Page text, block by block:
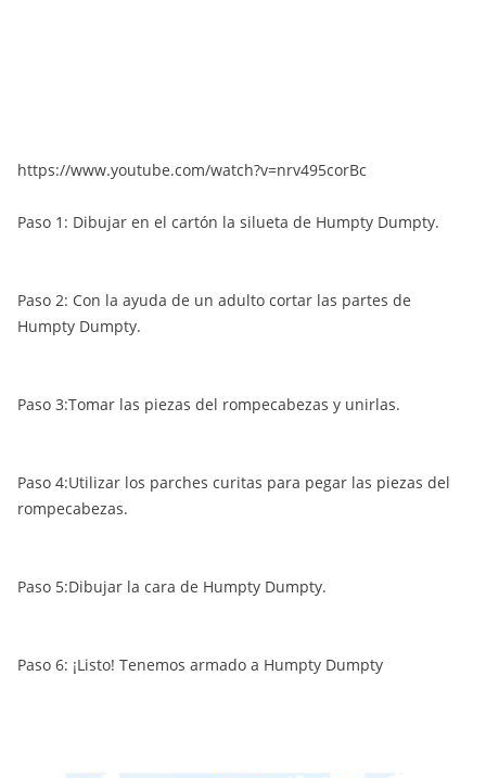
https://www.youtube.com/watch?v=nrv495corBc
Paso 1: Dibujar en el cartón la silueta de Humpty Dumpty.
Paso 2: Con la ayuda de un adulto cortar las partes de
Humpty Dumpty.
Paso 3:Tomar las piezas del rompecabezas y unirlas.
Paso 4:Utilizar los parches curitas para pegar las piezas del
rompecabezas.
Paso 5:Dibujar la cara de Humpty Dumpty.
Paso 6: ¡Listo! Tenemos armado a Humpty Dumpty